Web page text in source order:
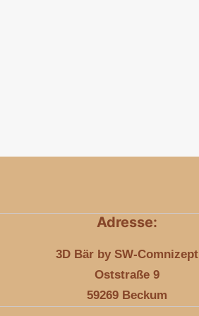
Adresse:
3D Bär by SW-Comnizept
Oststraße 9
59269 Beckum